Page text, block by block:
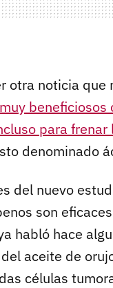
otra noticia que
para
denominado
del nuevo
son
habló hace
aceite de
células